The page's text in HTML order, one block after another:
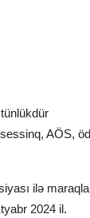
AÖS,
ilə
2024 il.